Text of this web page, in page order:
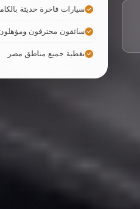
سيارات فاخرة حديثة
سائقون محترفون
تغطية جميع مناطق مصر